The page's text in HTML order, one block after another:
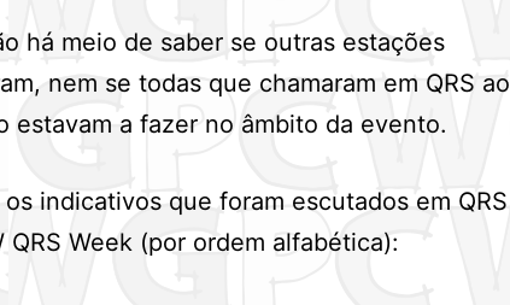
há meio de saber se outras estações
nem se todas que chamaram em QRS ao
estavam a fazer no âmbito da evento.
indicativos que foram escutados em QRS
QRS Week (por ordem alfabética):